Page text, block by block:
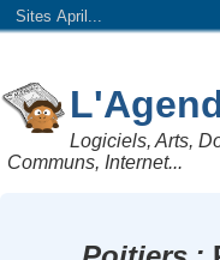
Sites April...
Logiciels, Arts,
Communs, Internet...